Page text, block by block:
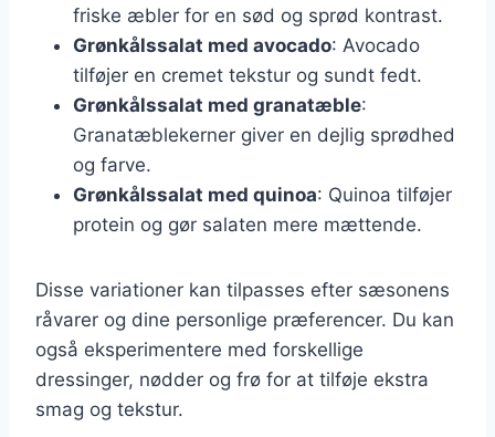
friske æbler for en sød og sprød kontrast.
Grønkålssalat med avocado: Avocado
tilføjer en cremet tekstur og sundt fedt.
Grønkålssalat med granatæble:
Granatæblekerner giver en dejlig sprødhed
og farve.
Grønkålssalat med quinoa: Quinoa tilføjer
protein og gør salaten mere mættende.
Disse variationer kan tilpasses efter sæsonens
råvarer og dine personlige præferencer. Du kan
også eksperimentere med forskellige
dressinger, nødder og frø for at tilføje ekstra
smag og tekstur.